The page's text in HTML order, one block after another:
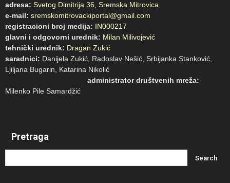
adresa: Svetog Dimitrija 36, Sremska Mitrovica
e-mail: sremskomitrovackiportal@gmail.com
registracioni broj medija: IN000217
glavni i odgovorni urednik: Milan Milivojević
tehnički urednik: Dragan Zukić
saradnici: Danijela Zukić, Radoslav Nešić, Srbijanka Stanković,
Ljiljana Bugarin, Katarina Nikolić
administrator društvenih mreža:
Milenko Pile Samardžić
Pretraga